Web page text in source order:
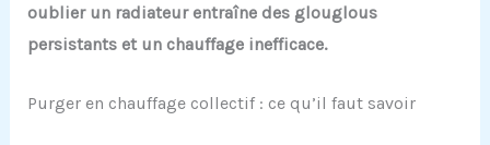
oublier un radiateur entraîne des glouglous
persistants et un chauffage inefficace.
Purger en chauffage collectif : ce qu’il faut savoir